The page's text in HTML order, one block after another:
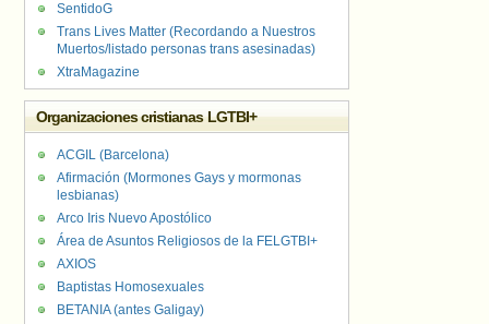
SentidoG
Trans Lives Matter (Recordando a Nuestros
Muertos/listado personas trans asesinadas)
XtraMagazine
Organizaciones cristianas LGTBI+
ACGIL (Barcelona)
Afirmación (Mormones Gays y mormonas
lesbianas)
Arco Iris Nuevo Apostólico
Área de Asuntos Religiosos de la FELGTBI+
AXIOS
Baptistas Homosexuales
BETANIA (antes Galigay)